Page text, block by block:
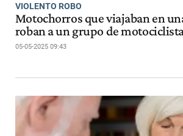
VIOLENTO ROBO
Motochorros que viajaban en
roban a un grupo de
05-05-2025 09:43